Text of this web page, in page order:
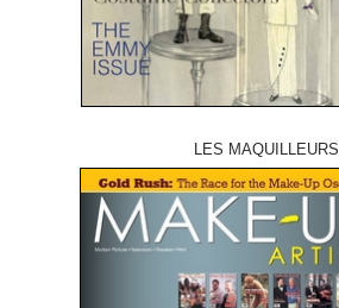
LES MAQUILLEURS